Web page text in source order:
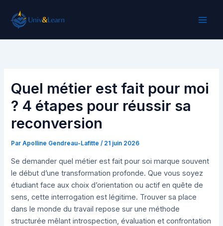
contenu
Quel métier est fait pour moi
? 4 étapes pour réussir sa
reconversion
ParApolline Gendreau-Lafitte/ 21 juin 2026
Se demander quel métier est fait pour soi marque souvent
le début d’une transformation profonde. Que vous soyez
étudiant face aux choix d’orientation ou actif en quête de
sens, cette interrogation est légitime. Trouver sa place
dans le monde du travail repose sur une méthode
structurée mêlant introspection, évaluation et confrontation